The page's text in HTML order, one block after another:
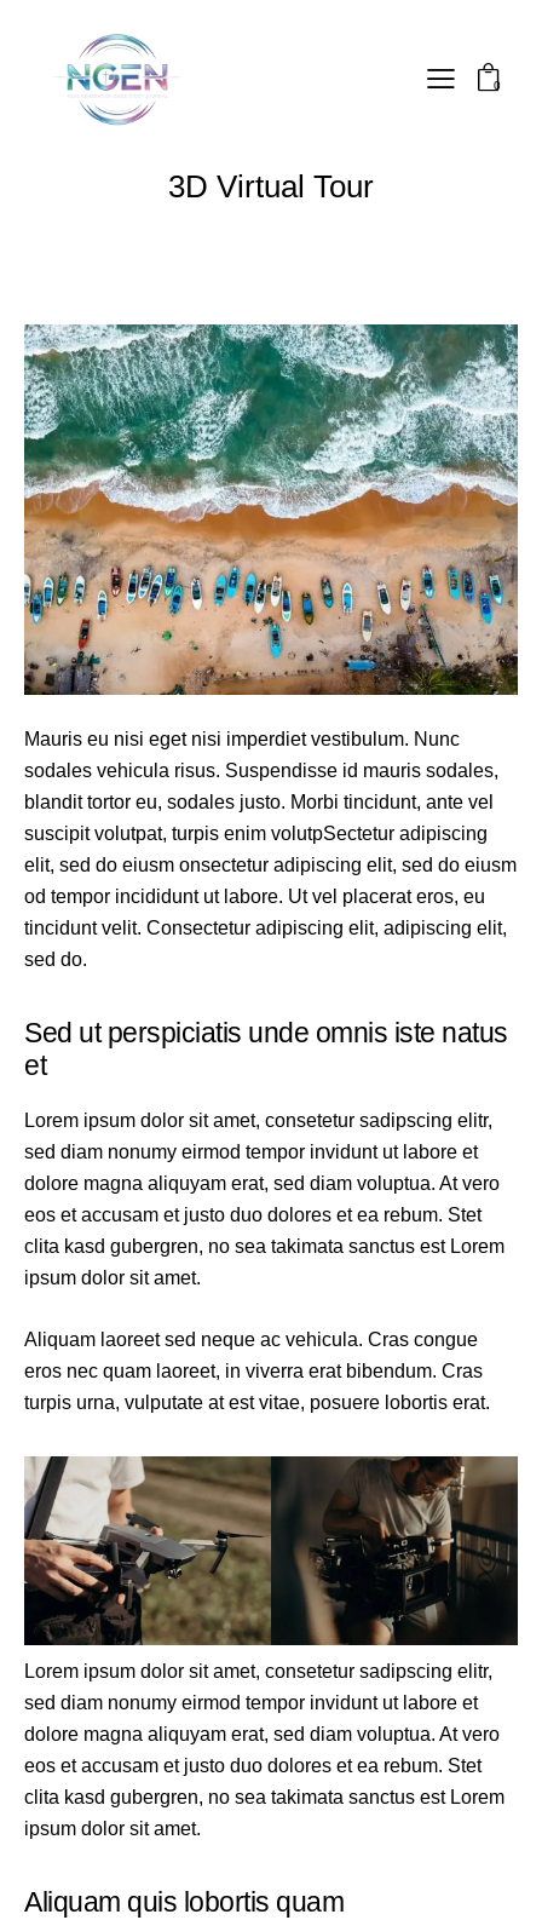
0
3D Virtual Tour
Mauris eu nisi eget nisi imperdiet vestibulum. Nunc
sodales vehicula risus. Suspendisse id mauris sodales,
blandit tortor eu, sodales justo. Morbi tincidunt, ante vel
suscipit volutpat, turpis enim volutpSectetur adipiscing
elit, sed do eiusm onsectetur adipiscing elit, sed do eiusm
od tempor incididunt ut labore. Ut vel placerat eros, eu
tincidunt velit. Consectetur adipiscing elit, adipiscing elit,
sed do.
Sed ut perspiciatis unde omnis iste natus
et
Lorem ipsum dolor sit amet, consetetur sadipscing elitr,
sed diam nonumy eirmod tempor invidunt ut labore et
dolore magna aliquyam erat, sed diam voluptua. At vero
eos et accusam et justo duo dolores et ea rebum. Stet
clita kasd gubergren, no sea takimata sanctus est Lorem
ipsum dolor sit amet.
Aliquam laoreet sed neque ac vehicula. Cras congue
eros nec quam laoreet, in viverra erat bibendum. Cras
turpis urna, vulputate at est vitae, posuere lobortis erat.
Lorem ipsum dolor sit amet, consetetur sadipscing elitr,
sed diam nonumy eirmod tempor invidunt ut labore et
dolore magna aliquyam erat, sed diam voluptua. At vero
eos et accusam et justo duo dolores et ea rebum. Stet
clita kasd gubergren, no sea takimata sanctus est Lorem
ipsum dolor sit amet.
Aliquam quis lobortis quam